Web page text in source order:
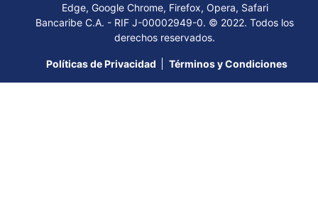
Edge, Google Chrome, Firefox, Opera, Safari
Bancaribe C.A. - RIF J-00002949-0. © 2022. Todos los
derechos reservados.
Políticas de Privacidad Términos y Condiciones